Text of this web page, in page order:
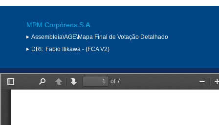
MPM Corpóreos S.A.
Assembleia\AGE\Mapa Final de Votação Detalhado
DRI: Fabio Itikawa - (FCA V2)